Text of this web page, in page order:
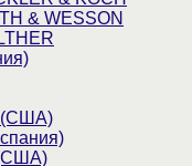
& WESSON
(США)
(США)